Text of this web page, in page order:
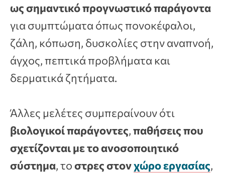
ως σημαντικό προγνωστικό παράγοντα
για συμπτώματα όπως πονοκέφαλοι,
ζάλη, κόπωση, δυσκολίες στην αναπνοή,
άγχος, πεπτικά προβλήματα και
δερματικά ζητήματα.
Άλλες μελέτες συμπεραίνουν ότι
βιολογικοί παράγοντες,παθήσεις που
σχετίζονται με το ανοσοποιητικό
σύστημα, τοστρες στονχώρο εργασίας,